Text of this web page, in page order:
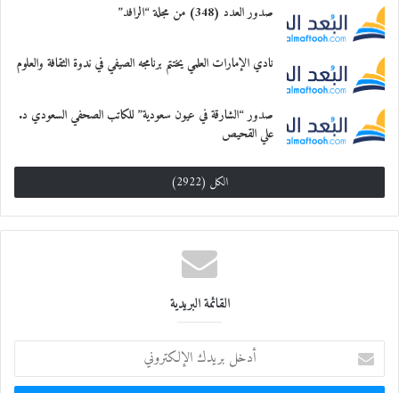
معجب بهذه:
صدور العدد (348) من مجلة “الرافد”
نادي الإمارات العلمي يختتم برنامجه الصيفي في ندوة الثقافة والعلوم
صدور “الشارقة في عيون سعودية” للكاتب الصحفي السعودي د.
علي القحيص
الكل (2922)
القائمة البريدية
خ